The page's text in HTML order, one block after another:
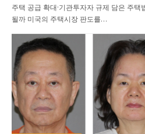
주택 공급 확대·기관투자자 규제 담은 주
될까 미국의 주택시장 판도를…